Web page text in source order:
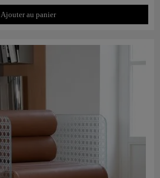
Ajouter au panier